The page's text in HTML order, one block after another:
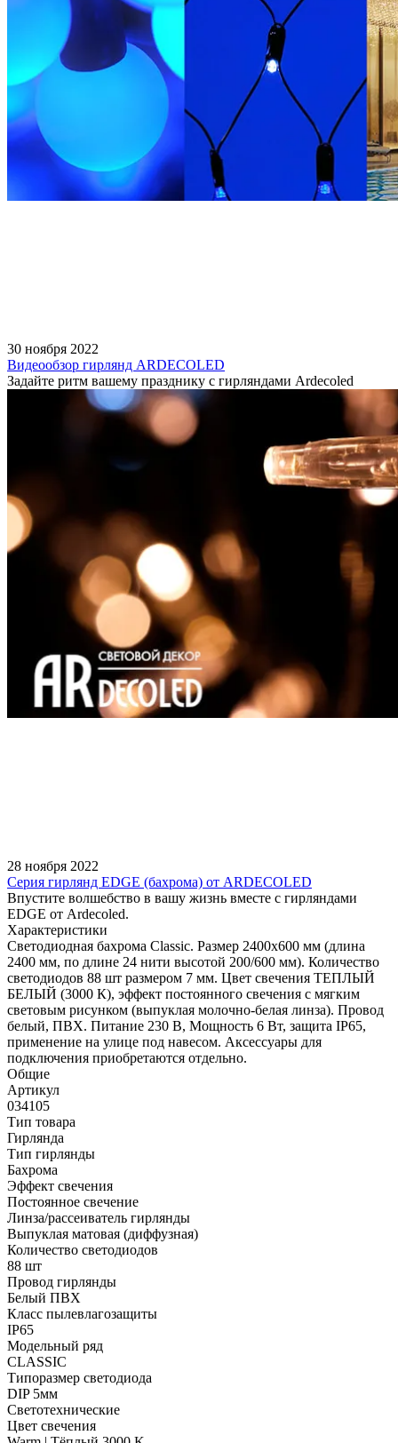
30 ноября 2022
Видеообзор гирлянд ARDECOLED
Задайте ритм вашему празднику с гирляндами Ardecoled
28 ноября 2022
Серия гирлянд EDGE (бахрома) от ARDECOLED
Впустите волшебство в вашу жизнь вместе с гирляндами
EDGE от Ardecoled.
Характеристики
Светодиодная бахрома Classic. Размер 2400x600 мм (длина
2400 мм, по длине 24 нити высотой 200/600 мм). Количество
светодиодов 88 шт размером 7 мм. Цвет свечения ТЕПЛЫЙ
БЕЛЫЙ (3000 К), эффект постоянного свечения с мягким
световым рисунком (выпуклая молочно-белая линза). Провод
белый, ПВХ. Питание 230 В, Мощность 6 Вт, защита IP65,
применение на улице под навесом. Аксессуары для
подключения приобретаются отдельно.
Общие
Артикул
034105
Тип товара
Гирлянда
Тип гирлянды
Бахрома
Эффект свечения
Постоянное свечение
Линза/рассеиватель гирлянды
Выпуклая матовая (диффузная)
Количество светодиодов
88 шт
Провод гирлянды
Белый ПВХ
Класс пылевлагозащиты
IP65
Модельный ряд
CLASSIC
Типоразмер светодиода
DIP 5мм
Светотехнические
Цвет свечения